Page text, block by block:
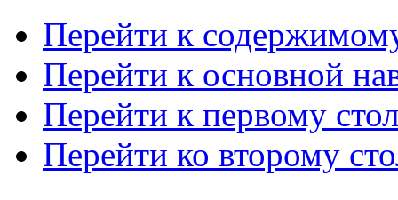
Перейти к
Перейти к основной
Перейти к первому
Перейти ко второму